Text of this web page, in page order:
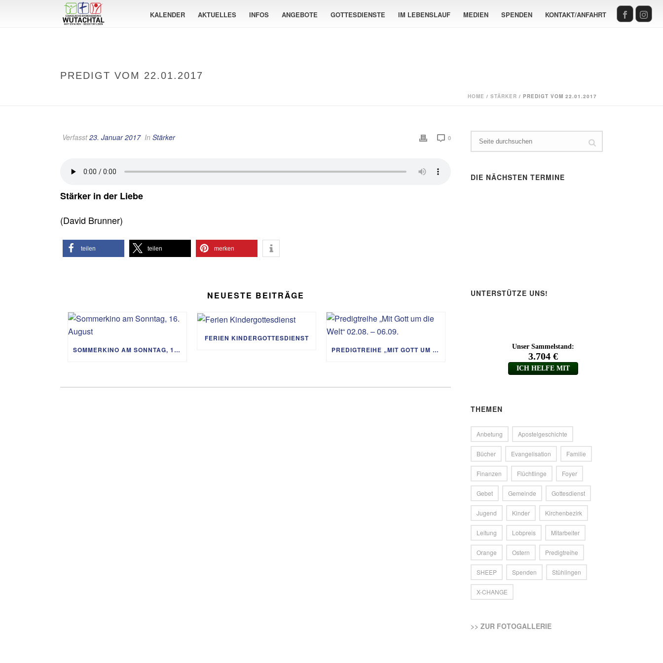
KALENDER AKTUELLES INFOS ANGEBOTE GOTTESDIENSTE IM LEBENSLAUF MEDIEN SPENDEN KONTAKT/ANFAHRT
PREDIGT VOM 22.01.2017
HOME / STÄRKER / PREDIGT VOM 22.01.2017
Verfasst23. Januar 2017 In Stärker 0
Stärker in der Liebe
(David Brunner)
teilen teilen merken
NEUESTE BEITRÄGE
SOMMERKINO AM SONNTAG, 16. AUGUST
FERIEN KINDERGOTTESDIENST
PREDIGTREIHE „MIT GOTT UM DIE WELT“ 02.08. – 06.09.
DIE NÄCHSTEN TERMINE
UNTERSTÜTZE UNS!
THEMEN
Anbetung Apostelgeschichte
Bücher Evangelisation Familie
Finanzen Flüchtlinge Foyer
Gebet Gemeinde Gottesdienst
Jugend Kinder Kirchenbezirk
Leitung Lobpreis Mitarbeiter
Orange Ostern Predigtreihe
SHEEP Spenden Stühlingen
X-CHANGE
>> ZUR FOTOGALLERIE